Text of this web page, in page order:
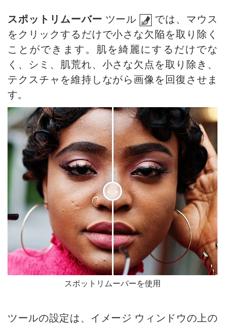
HDRFactory プラグイン
AirBrush プラグイン
整列ツールのオプション
白黒による調整
しきい値による調整
反転による調整
色相/彩度の調整
明るさ/コントラストの調整
カーブでの調整
レベル補正
画像のサイズ変更
ニューラル フィルター (AI)
インストール方法 (Win)
インストール方法 (Mac)
外部プラグイン
手のひらツール
ズームツール
プリセット
バレンタインデーカード
ポップアートの人物画
ポラロイド写真のコラージュ
本棚:デスクトップの壁紙作成
モザイク効果
水滴
輪郭線の効果
ビンテージ写真の効果
古い写真の効果
ぼけ味効果
階調の調整
目の色を変更する方法
人物画の編集 : 眼鏡を除去
口紅の色を選択
古い写真の修復
スポットリムーバー ツール
では、マウス
をクリックするだけで小さな欠陥を取り除く
ことができます。肌を綺麗にするだけでな
く、シミ、肌荒れ、小さな欠点を取り除き、
テクスチャを維持しながら画像を回復させま
す。
< >
スポットリムーバーを使用
ツールの設定は、イメージ ウィンドウの上の